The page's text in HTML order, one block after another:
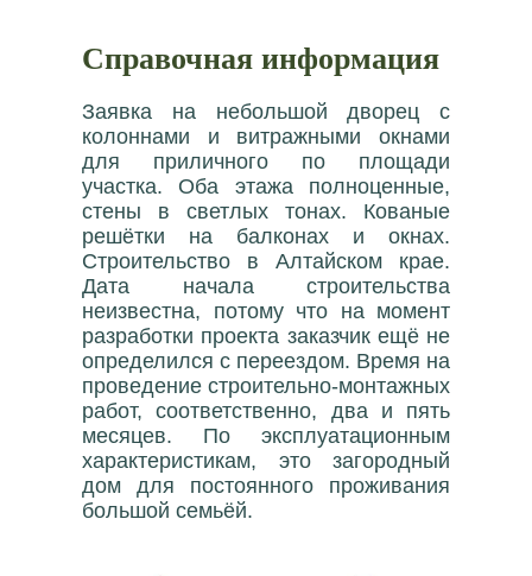
Справочная информация
Заявка на небольшой дворец с
колоннами и витражными окнами
для приличного по площади
участка. Оба этажа полноценные,
стены в светлых тонах. Кованые
решётки на балконах и окнах.
Строительство в Алтайском крае.
Дата начала строительства
неизвестна, потому что на момент
разработки проекта заказчик ещё не
определился с переездом. Время на
проведение строительно-монтажных
работ, соответственно, два и пять
месяцев. По эксплуатационным
характеристикам, это загородный
дом для постоянного проживания
большой семьёй.